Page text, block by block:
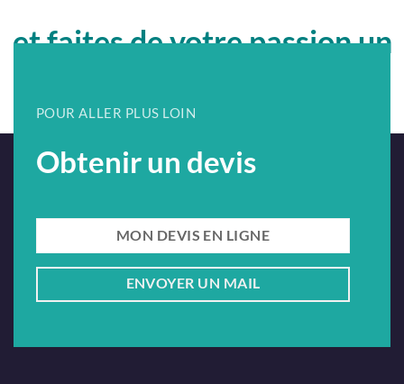
et faites de votre passion un
POUR ALLER PLUS LOIN
Obtenir un devis
MON DEVIS EN LIGNE
ENVOYER UN MAIL